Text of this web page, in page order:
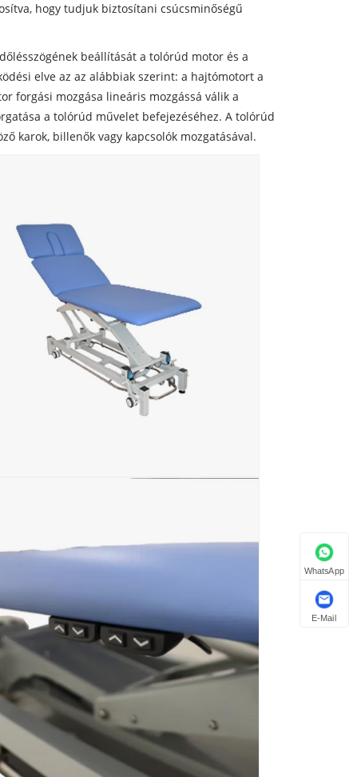
hogy tudjuk biztosítani csúcsminőségű
beállítását a tolórúd motor és a
elve az az alábbiak szerint: a hajtómotort a
forgási mozgása lineáris mozgássá válik a
a tolórúd művelet befejezéséhez. A tolórúd
karok, billenők vagy kapcsolók mozgatásával.
WhatsApp
E-Mail